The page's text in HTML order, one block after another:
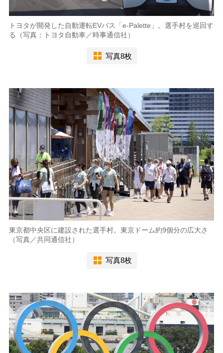
トヨタが開発した自動運転EVバス「e-Palette」。選手村を巡回す
る（写真：トヨタ自動車／時事通信社）
写真8枚
東京都中央区に建設された選手村。東京ドーム約9個分の広大さ
（写真／共同通信社）
写真8枚